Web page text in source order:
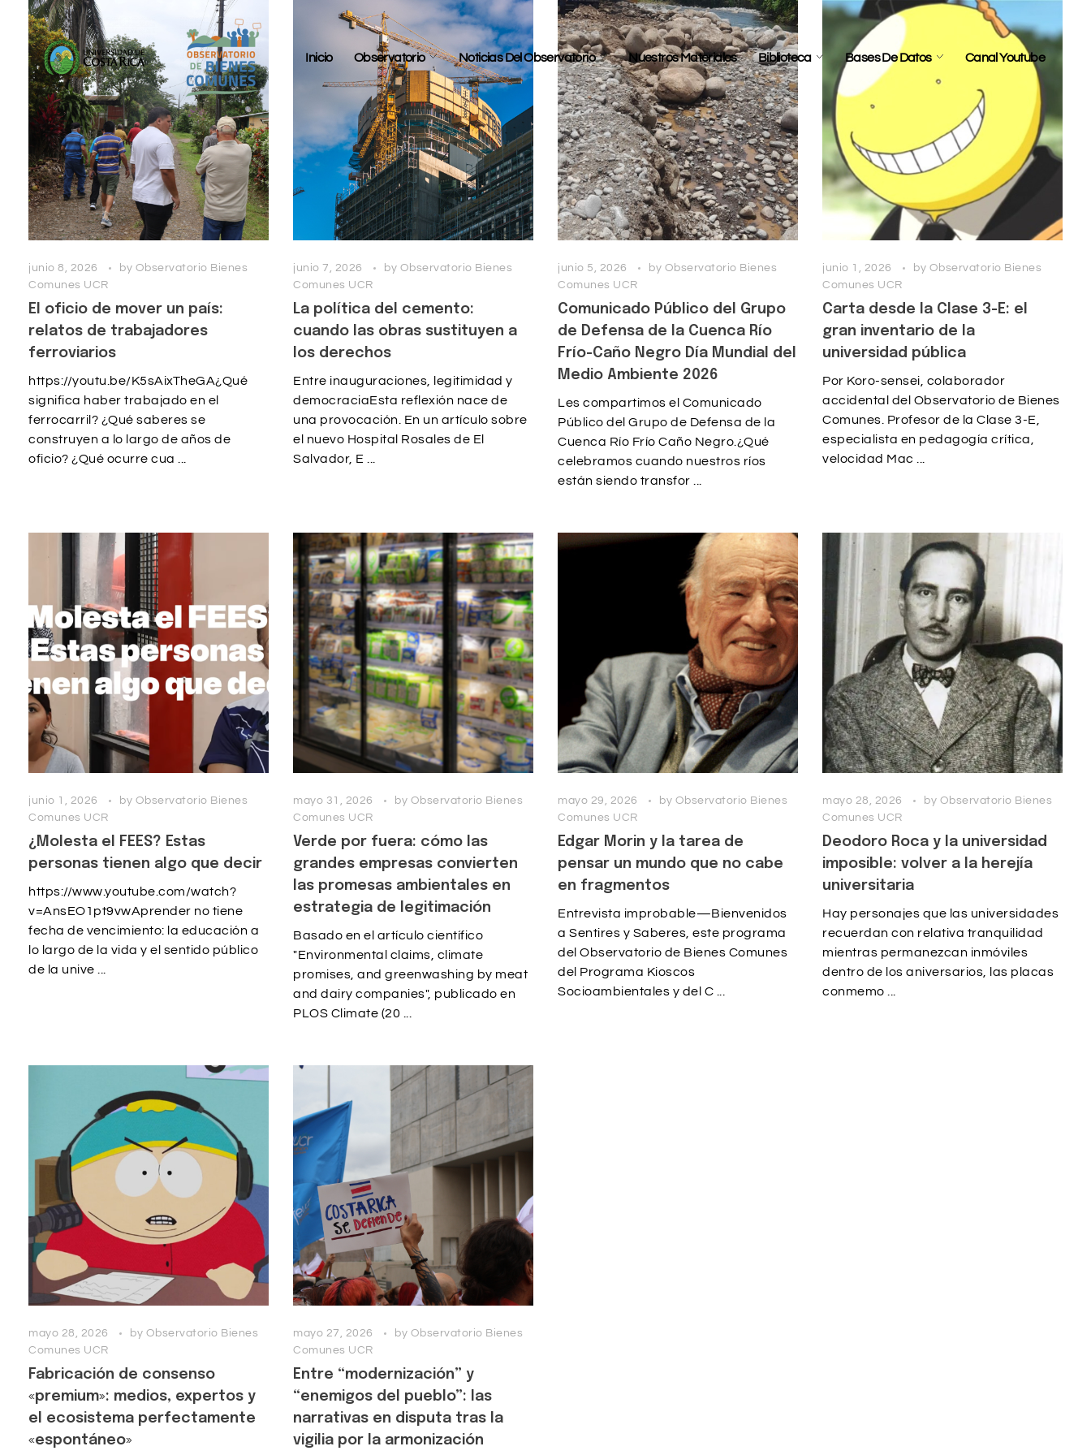
Inicio Observatorio Noticias Del Observatorio Nuestros Materiales Biblioteca Bases De Datos Canal Youtube
junio 8, 2026 by Observatorio Bienes
Comunes UCR
El oficio de mover un país:
relatos de trabajadores
ferroviarios
https://youtu.be/K5sAixTheGA¿Qué
significa haber trabajado en el
ferrocarril? ¿Qué saberes se
construyen a lo largo de años de
oficio? ¿Qué ocurre cua ...
junio 7, 2026 by Observatorio Bienes
Comunes UCR
La política del cemento:
cuando las obras sustituyen a
los derechos
Entre inauguraciones, legitimidad y
democraciaEsta reflexión nace de
una provocación. En un artículo sobre
el nuevo Hospital Rosales de El
Salvador, E ...
junio 5, 2026 by Observatorio Bienes
Comunes UCR
Comunicado Público del Grupo
de Defensa de la Cuenca Río
Frío-Caño Negro Día Mundial del
Medio Ambiente 2026
Les compartimos el Comunicado
Público del Grupo de Defensa de la
Cuenca Río Frío Caño Negro.¿Qué
celebramos cuando nuestros ríos
están siendo transfor ...
junio 1, 2026 by Observatorio Bienes
Comunes UCR
Carta desde la Clase 3-E: el
gran inventario de la
universidad pública
Por Koro-sensei, colaborador
accidental del Observatorio de Bienes
Comunes. Profesor de la Clase 3-E,
especialista en pedagogía crítica,
velocidad Mac ...
junio 1, 2026 by Observatorio Bienes
Comunes UCR
¿Molesta el FEES? Estas
personas tienen algo que decir
https://www.youtube.com/watch?
v=AnsEO1pt9vwAprender no tiene
fecha de vencimiento: la educación a
lo largo de la vida y el sentido público
de la unive ...
mayo 31, 2026 by Observatorio Bienes
Comunes UCR
Verde por fuera: cómo las
grandes empresas convierten
las promesas ambientales en
estrategia de legitimación
Basado en el artículo científico
"Environmental claims, climate
promises, and greenwashing by meat
and dairy companies", publicado en
PLOS Climate (20 ...
mayo 29, 2026 by Observatorio Bienes
Comunes UCR
Edgar Morin y la tarea de
pensar un mundo que no cabe
en fragmentos
Entrevista improbable—Bienvenidos
a Sentires y Saberes, este programa
del Observatorio de Bienes Comunes
del Programa Kioscos
Socioambientales y del C ...
mayo 28, 2026 by Observatorio Bienes
Comunes UCR
Deodoro Roca y la universidad
imposible: volver a la herejía
universitaria
Hay personajes que las universidades
recuerdan con relativa tranquilidad
mientras permanezcan inmóviles
dentro de los aniversarios, las placas
conmemo ...
mayo 28, 2026 by Observatorio Bienes
Comunes UCR
Fabricación de consenso
«premium»: medios, expertos y
el ecosistema perfectamente
«espontáneo»
mayo 27, 2026 by Observatorio Bienes
Comunes UCR
Entre “modernización” y
“enemigos del pueblo”: las
narrativas en disputa tras la
vigilia por la armonización